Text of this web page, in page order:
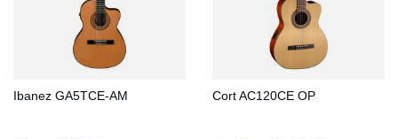
Ibanez GA5TCE-AM Cort AC120CE OP